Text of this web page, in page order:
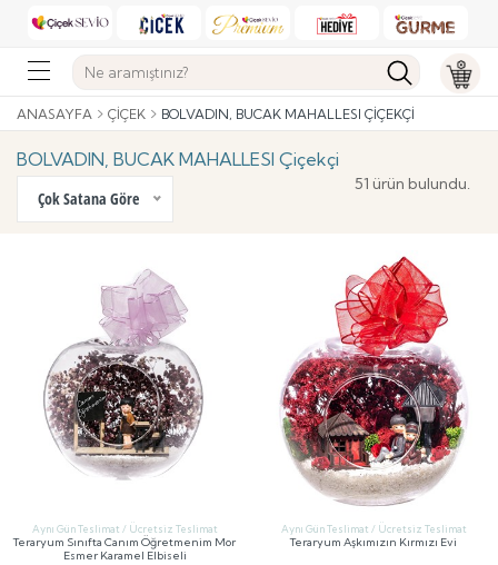
ANASAYFA ÇIÇEK BOLVADIN, BUCAK MAHALLESI ÇIÇEKÇI
BOLVADIN, BUCAK MAHALLESI Çiçekçi
Çok Satana Göre
51 ürün bulundu.
Aynı Gün Teslimat / Ücretsiz Teslimat
Teraryum Sınıfta Canım Öğretmenim Mor
Esmer Karamel Elbiseli
Aynı Gün Teslimat / Ücretsiz Teslimat
Teraryum Aşkımızın Kırmızı Evi